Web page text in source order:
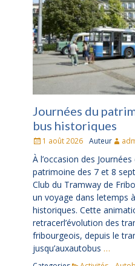
Journées du
bus historiques
Posté1 août 2026 Auteur
À l’occasion des
patrimoine des 7 et 8
Club du Tramway de
un voyage dans letemps
historiques. Cette
retracerl’évolution des
fribourgeois, depuis le
jusqu’auxautobus …